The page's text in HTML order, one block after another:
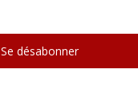
Se désabonner